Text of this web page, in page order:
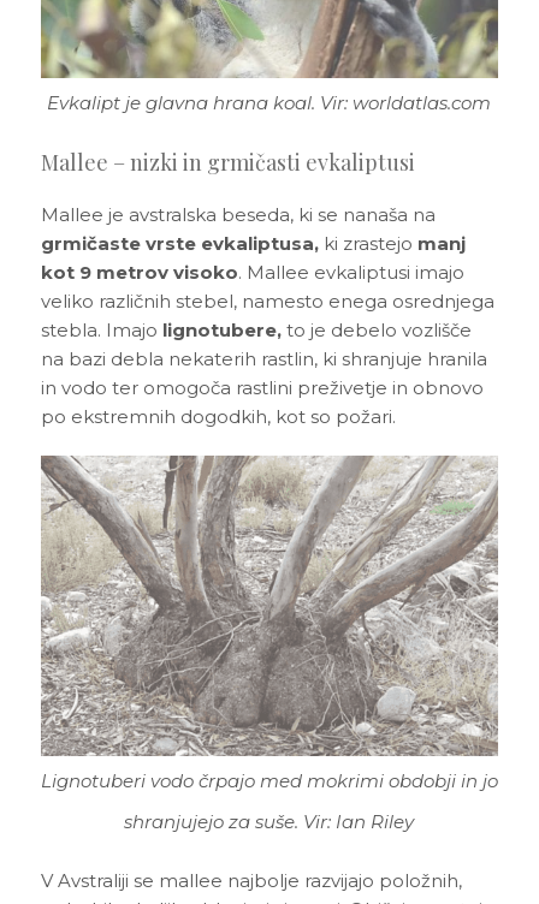
Evkalipt je glavna hrana koal. Vir: worldatlas.com
Mallee – nizki in grmičasti evkaliptusi
Mallee je avstralska beseda, ki se nanaša na
grmičaste vrste evkaliptusa,ki zrastejo manj
kot 9 metrov visoko. Mallee evkaliptusi imajo
veliko različnih stebel, namesto enega osrednjega
stebla. Imajo lignotubere, to je debelo vozlišče
na bazi debla nekaterih rastlin, ki shranjuje hranila
in vodo ter omogoča rastlini preživetje in obnovo
po ekstremnih dogodkih, kot so požari.
Lignotuberi vodo črpajo med mokrimi obdobji in jo
shranjujejo za suše. Vir: Ian Riley
V Avstraliji se mallee najbolje razvijajo položnih,